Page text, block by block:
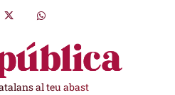
al teu abast